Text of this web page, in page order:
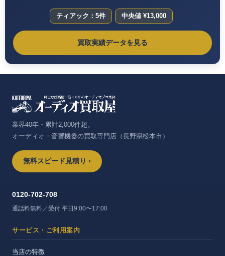
ティアック：5件 中央値 ¥13,000
買取実績データを見る
業界40年・累計2,000件超。
オーディオ・音響機器の買取専門店（長野県松本市）
無料スピード見積り ›
0120-702-708
通話料無料／受付 平日9:00〜17:00
サービス・ご利用案内
当店の特徴